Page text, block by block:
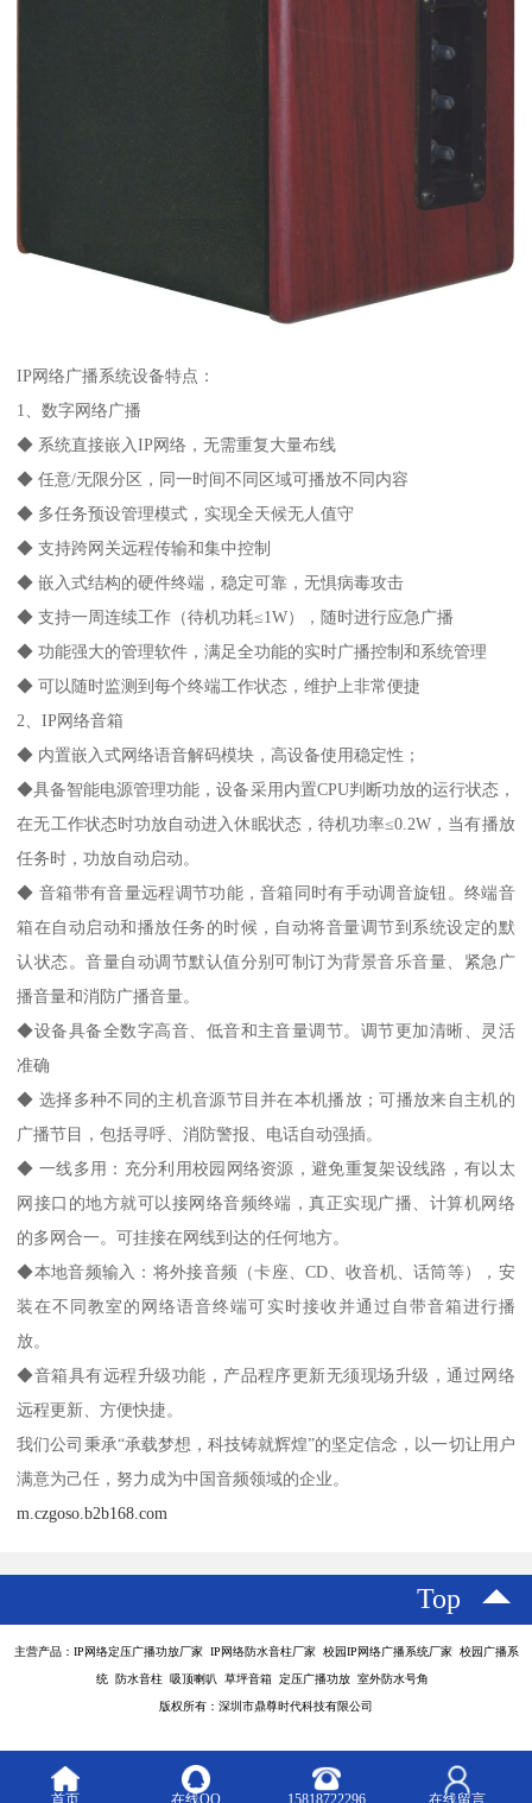
IP网络广播系统设备特点：
1、数字网络广播
◆ 系统直接嵌入IP网络，无需重复大量布线
◆ 任意/无限分区，同一时间不同区域可播放不同内容
◆ 多任务预设管理模式，实现全天候无人值守
◆ 支持跨网关远程传输和集中控制
◆ 嵌入式结构的硬件终端，稳定可靠，无惧病毒攻击
◆ 支持一周连续工作（待机功耗≤1W），随时进行应急广播
◆ 功能强大的管理软件，满足全功能的实时广播控制和系统管理
◆ 可以随时监测到每个终端工作状态，维护上非常便捷
2、IP网络音箱
◆ 内置嵌入式网络语音解码模块，高设备使用稳定性；
◆具备智能电源管理功能，设备采用内置CPU判断功放的运行状态，
在无工作状态时功放自动进入休眠状态，待机功率≤0.2W，当有播放
任务时，功放自动启动。
◆ 音箱带有音量远程调节功能，音箱同时有手动调音旋钮。终端音
箱在自动启动和播放任务的时候，自动将音量调节到系统设定的默
认状态。音量自动调节默认值分别可制订为背景音乐音量、紧急广
播音量和消防广播音量。
◆设备具备全数字高音、低音和主音量调节。调节更加清晰、灵活
准确
◆ 选择多种不同的主机音源节目并在本机播放；可播放来自主机的
广播节目，包括寻呼、消防警报、电话自动强插。
◆ 一线多用：充分利用校园网络资源，避免重复架设线路，有以太
网接口的地方就可以接网络音频终端，真正实现广播、计算机网络
的多网合一。可挂接在网线到达的任何地方。
◆本地音频输入：将外接音频（卡座、CD、收音机、话筒等），安
装在不同教室的网络语音终端可实时接收并通过自带音箱进行播
放。
◆音箱具有远程升级功能，产品程序更新无须现场升级，通过网络
远程更新、方便快捷。
我们公司秉承“承载梦想，科技铸就辉煌”的坚定信念，以一切让用户
满意为己任，努力成为中国音频领域的企业。
m.czgoso.b2b168.com
Top
主营产品：IP网络定压广播功放厂家 IP网络防水音柱厂家 校园IP网络广播系统厂家 校园广播系
统 防水音柱 吸顶喇叭 草坪音箱 定压广播功放 室外防水号角
版权所有：深圳市鼎尊时代科技有限公司
首页 在线QQ 15818722296 在线留言